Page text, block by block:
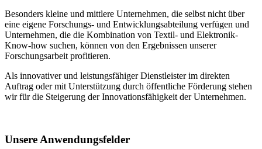
Besonders kleine und mittlere Unternehmen, die selbst nicht über
eine eigene Forschungs- und Entwicklungsabteilung verfügen und
Unternehmen, die die Kombination von Textil- und Elektronik-
Know-how suchen, können von den Ergebnissen unserer
Forschungsarbeit profitieren.
Als innovativer und leistungsfähiger Dienstleister im direkten
Auftrag oder mit Unterstützung durch öffentliche Förderung stehen
wir für die Steigerung der Innovationsfähigkeit der Unternehmen.
Unsere Anwendungsfelder